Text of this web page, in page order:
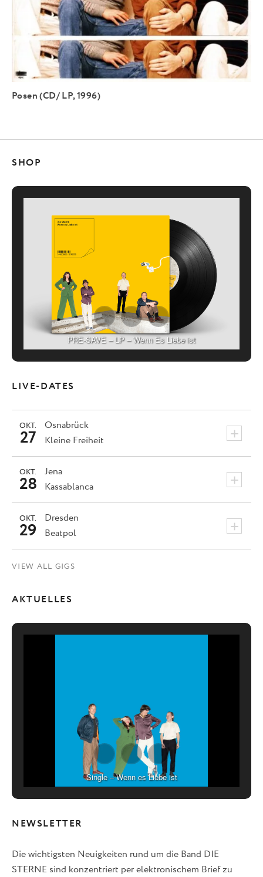
Posen (CD/ LP, 1996)
SHOP
PRE-SAVE – LP – Wenn Es Liebe ist
LIVE-DATES
Osnabrück +
OKT.
27 Kleine Freiheit
Jena +
OKT.
28 Kassablanca
Dresden +
OKT.
29 Beatpol
VIEW ALL GIGS
AKTUELLES
Single – Wenn es Liebe ist
NEWSLETTER
Die wichtigsten Neuigkeiten rund um die Band DIE
STERNE sind konzentriert per elektronischem Brief zu